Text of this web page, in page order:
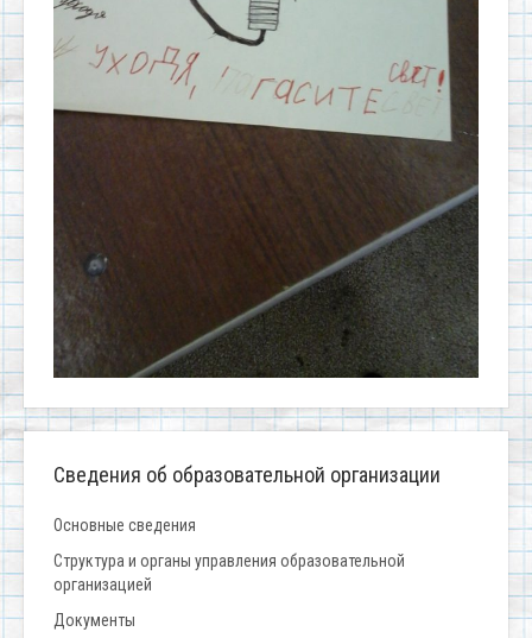
Сведения об образовательной организации
Основные сведения
Структура и органы управления образовательной
организацией
Документы